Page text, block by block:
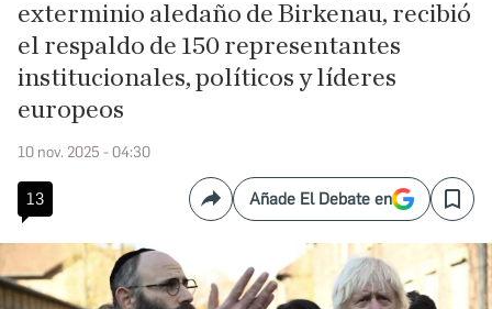
exterminio aledaño de Birkenau, recibió
el respaldo de 150 representantes
institucionales, políticos y líderes
europeos
10 nov. 2025 - 04:30
13 CompartirAñade El Debate en Save